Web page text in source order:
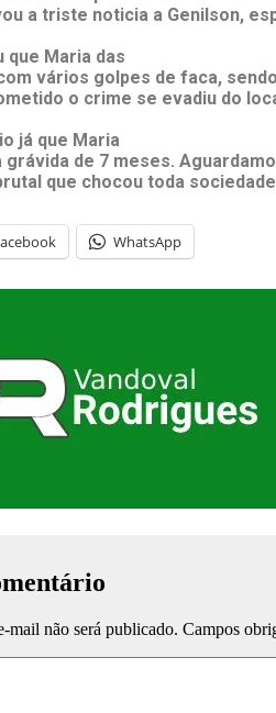
a triste noticia a Genilson,
que Maria das
vários golpes de faca,
o crime se evadiu do
já que Maria
grávida de 7 meses.
que chocou toda
WhatsApp
mail não será publicado. Campos